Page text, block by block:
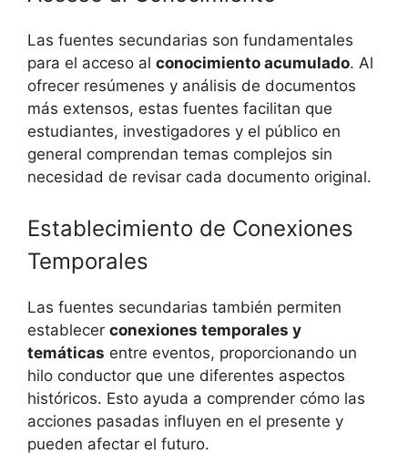
Las fuentes secundarias son fundamentales
para el acceso al conocimiento acumulado. Al
ofrecer resúmenes y análisis de documentos
más extensos, estas fuentes facilitan que
estudiantes, investigadores y el público en
general comprendan temas complejos sin
necesidad de revisar cada documento original.
Establecimiento de Conexiones
Temporales
Las fuentes secundarias también permiten
establecer conexiones temporales y
temáticas entre eventos, proporcionando un
hilo conductor que une diferentes aspectos
históricos. Esto ayuda a comprender cómo las
acciones pasadas influyen en el presente y
pueden afectar el futuro.